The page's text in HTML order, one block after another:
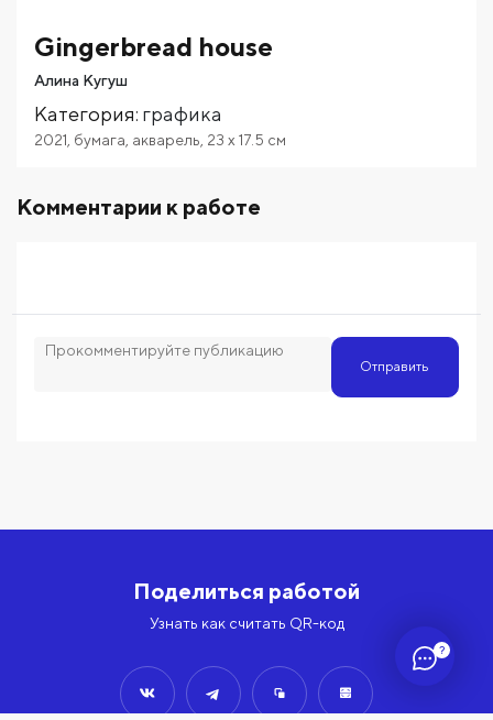
?
Gingerbread house
Алина Кугуш
Категория: графика
2021 бумага акварель 23 x 17.5 см
Комментарии к работе
Отправить
Поделиться работой
Узнать как считать QR-код